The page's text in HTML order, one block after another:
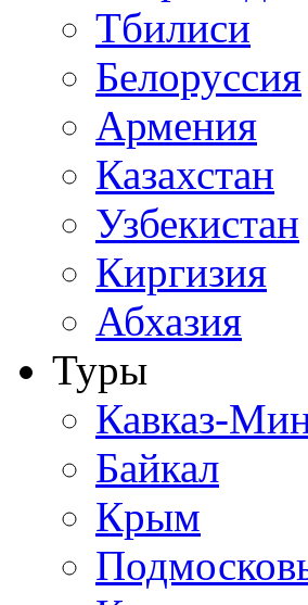
Тбилиси
Белоруссия
Армения
Казахстан
Узбекистан
Киргизия
Абхазия
Туры
Кавказ-
Байкал
Крым